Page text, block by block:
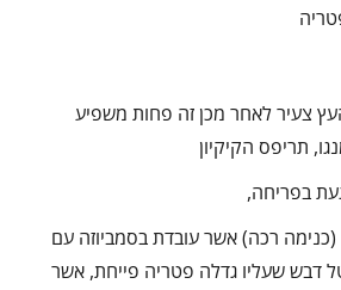
צעיר לאחר מכן זה פחות משפיע
תריפס הקיקיון
בפריחה,
רכה) אשר עובדת בסמביוזה עם
דבש שעליו גדלה פטריה פייחת, אשר